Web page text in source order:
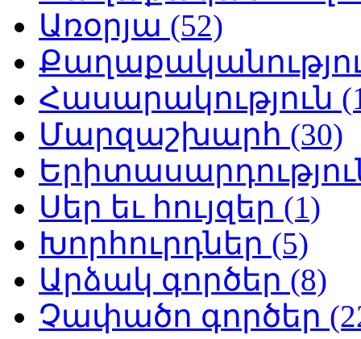
Առօրյա (52)
Հասարակություն
Մարզաշխարհ (30)
Սեր եւ հույզեր (1)
Խորհուրդներ (5)
Արձակ գործեր (8)
Չափածո գործեր